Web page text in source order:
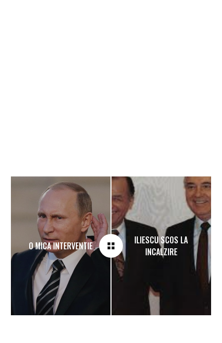
O MICA INTERVENTIE
ILIESCU SCOS LA
INCALZIRE